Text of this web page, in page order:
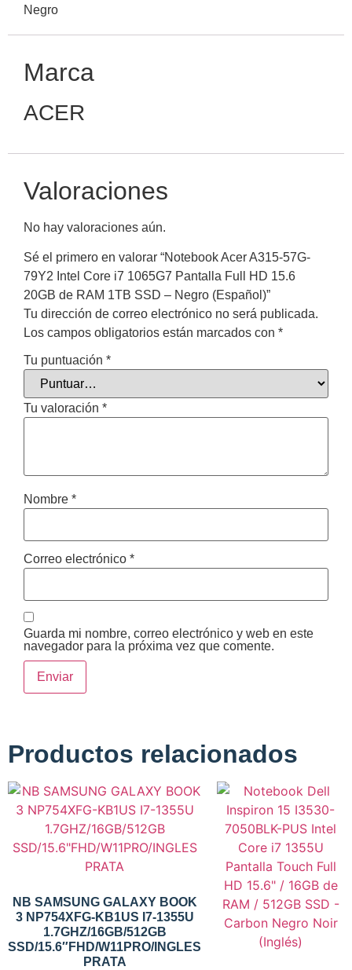
Negro
Marca
ACER
Valoraciones
No hay valoraciones aún.
Sé el primero en valorar “Notebook Acer A315-57G-
79Y2 Intel Core i7 1065G7 Pantalla Full HD 15.6
20GB de RAM 1TB SSD – Negro (Español)”
Tu dirección de correo electrónico no será publicada.
Los campos obligatorios están marcados con *
Tu puntuación *
Tu valoración *
Nombre *
Correo electrónico *
Guarda mi nombre, correo electrónico y web en este
navegador para la próxima vez que comente.
Productos relacionados
NB SAMSUNG GALAXY BOOK
3 NP754XFG-KB1US I7-1355U
1.7GHZ/16GB/512GB
SSD/15.6″FHD/W11PRO/INGLES
PRATA